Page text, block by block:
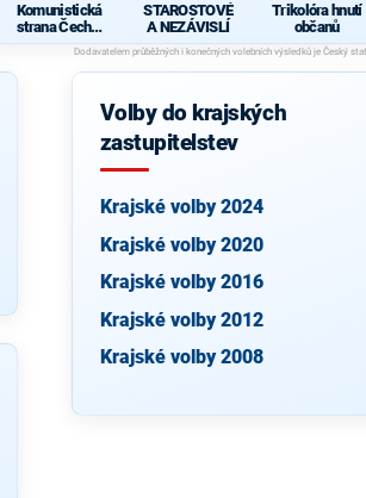
Komunistická
strana Čech a
Moravy
STAROSTOVÉ
A NEZÁVISLÍ
Trikolóra hnutí
občanů
Volby do krajských
zastupitelstev
Krajské volby 2024
Krajské volby 2020
Krajské volby 2016
Krajské volby 2012
Krajské volby 2008